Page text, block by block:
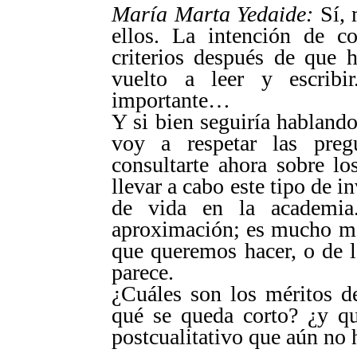
María Marta Yedaide: Sí,
ellos. La intención de
criterios después de que
vuelto a leer y
importante…
Y si bien seguiría
voy a respetar las
consultarte ahora sobre
llevar a cabo este tipo de
de vida en la
aproximación; es mucho
que queremos hacer, o
parece.
¿Cuáles son los méritos
qué se queda corto? ¿y
postcualitativo que aún no